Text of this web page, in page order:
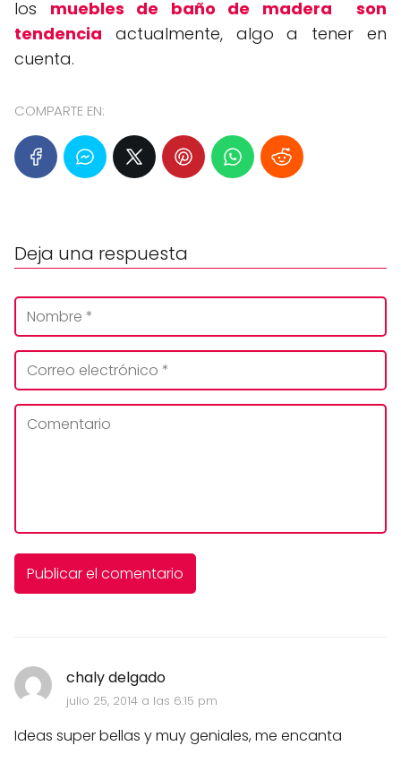
los muebles de baño de madera son
tendencia actualmente, algo a tener en
cuenta.
COMPARTE EN:
chaly delgado
julio 25, 2014 a las 6:15 pm
Ideas super bellas y muy geniales, me encanta
Deja una respuesta